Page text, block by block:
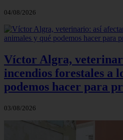
04/08/2026
Víctor Algra,
incendios forestales a
podemos hacer para
03/08/2026